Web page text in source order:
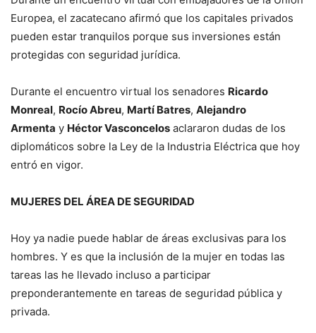
Europea, el zacatecano afirmó que los capitales privados
pueden estar tranquilos porque sus inversiones están
protegidas con seguridad jurídica.
Durante el encuentro virtual los senadores Ricardo
Monreal, Rocío Abreu, Martí Batres, Alejandro
Armenta y Héctor Vasconcelos aclararon dudas de los
diplomáticos sobre la Ley de la Industria Eléctrica que hoy
entró en vigor.
MUJERES DEL ÁREA DE SEGURIDAD
Hoy ya nadie puede hablar de áreas exclusivas para los
hombres. Y es que la inclusión de la mujer en todas las
tareas las he llevado incluso a participar
preponderantemente en tareas de seguridad pública y
privada.